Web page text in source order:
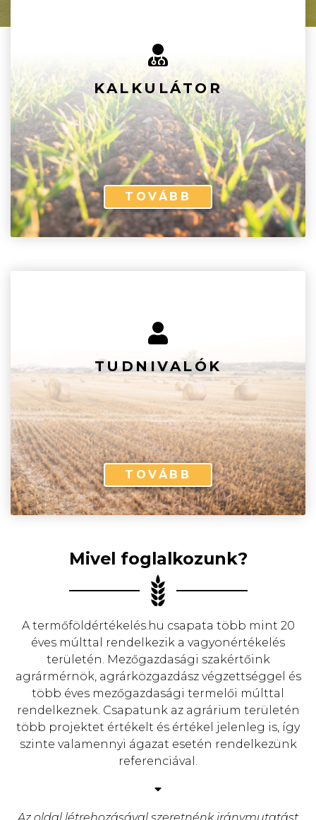
KALKULÁTOR
TOVÁBB
TUDNIVALÓK
TOVÁBB
Mivel foglalkozunk?
A termőföldértékelés.hu csapata több mint 20
éves múlttal rendelkezik a vagyonértékelés
területén. Mezőgazdasági szakértőink
agrármérnök, agrárközgazdász végzettséggel és
több éves mezőgazdasági termelői múlttal
rendelkeznek. Csapatunk az agrárium területén
több projektet értékelt és értékel jelenleg is, így
szinte valamennyi ágazat esetén rendelkezünk
referenciával.